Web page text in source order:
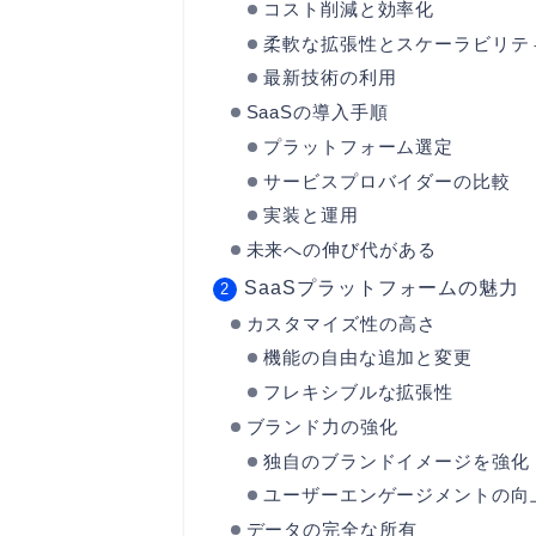
コスト削減と効率化
柔軟な拡張性とスケーラビリテ
最新技術の利用
SaaSの導入手順
プラットフォーム選定
サービスプロバイダーの比較
実装と運用
未来への伸び代がある
SaaSプラットフォームの魅力
カスタマイズ性の高さ
機能の自由な追加と変更
フレキシブルな拡張性
ブランド力の強化
独自のブランドイメージを強化
ユーザーエンゲージメントの向
データの完全な所有